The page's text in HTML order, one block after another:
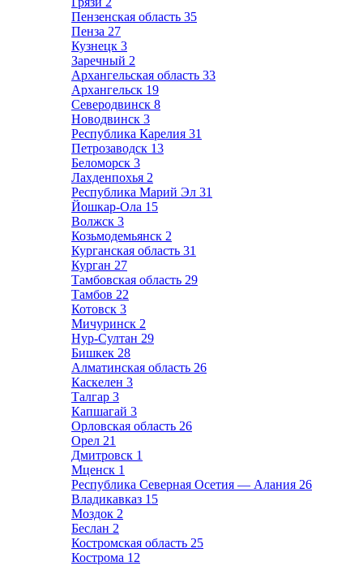
Пензенская область 35
Пенза 27
Кузнецк 3
Заречный 2
Архангельская область 33
Архангельск 19
Северодвинск 8
Новодвинск 3
Республика Карелия 31
Петрозаводск 13
Беломорск 3
Лахденпохья 2
Республика Марий Эл 31
Йошкар-Ола 15
Волжск 3
Козьмодемьянск 2
Курганская область 31
Курган 27
Тамбовская область 29
Тамбов 22
Котовск 3
Мичуринск 2
Нур-Султан 29
Бишкек 28
Алматинская область 26
Каскелен 3
Талгар 3
Капшагай 3
Орловская область 26
Орел 21
Дмитровск 1
Мценск 1
Республика Северная Осетия — Алания 26
Владикавказ 15
Моздок 2
Беслан 2
Костромская область 25
Кострома 12